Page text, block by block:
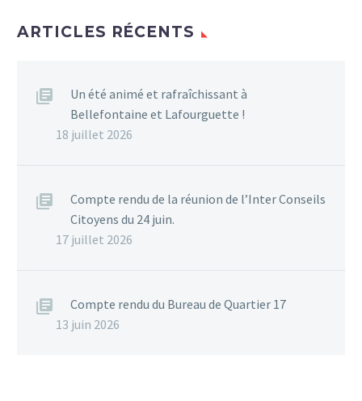
ARTICLES RÉCENTS
Un été animé et rafraîchissant à
Bellefontaine et Lafourguette !
18 juillet 2026
Compte rendu de la réunion de l’Inter Conseils
Citoyens du 24 juin.
17 juillet 2026
Compte rendu du Bureau de Quartier 17
13 juin 2026